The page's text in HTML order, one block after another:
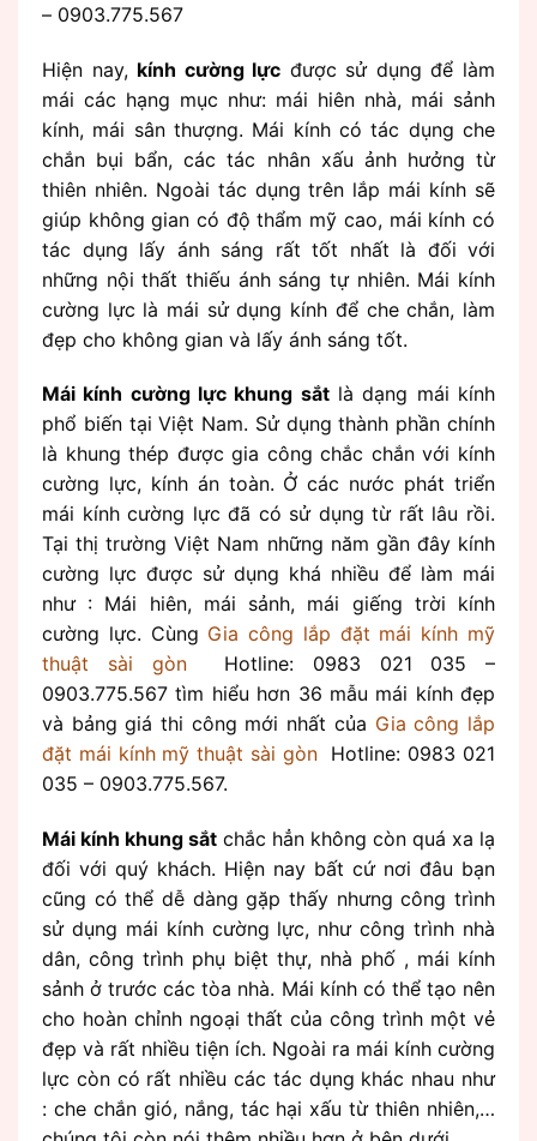
– 0903.775.567
Hiện nay, kính cường lực được sử dụng để làm
mái các hạng mục như: mái hiên nhà, mái sảnh
kính, mái sân thượng. Mái kính có tác dụng che
chắn bụi bẩn, các tác nhân xấu ảnh hưởng từ
thiên nhiên. Ngoài tác dụng trên lắp mái kính sẽ
giúp không gian có độ thẩm mỹ cao, mái kính có
tác dụng lấy ánh sáng rất tốt nhất là đối với
những nội thất thiếu ánh sáng tự nhiên. Mái kính
cường lực là mái sử dụng kính để che chắn, làm
đẹp cho không gian và lấy ánh sáng tốt.
Mái kính cường lực khung sắtlà dạng mái kính
phổ biến tại Việt Nam. Sử dụng thành phần chính
là khung thép được gia công chắc chắn với kính
cường lực, kính án toàn. Ở các nước phát triển
mái kính cường lực đã có sử dụng từ rất lâu rồi.
Tại thị trường Việt Nam những năm gần đây kính
cường lực được sử dụng khá nhiều để làm mái
như : Mái hiên, mái sảnh, mái giếng trời kính
cường lực. Cùng Gia công lắp đặt mái kính mỹ
thuật sài gòn Hotline: 0983 021 035 –
0903.775.567 tìm hiểu hơn 36 mẫu mái kính đẹp
và bảng giá thi công mới nhất của Gia công lắp
đặt mái kính mỹ thuật sài gòn Hotline: 0983 021
035 – 0903.775.567.
Mái kính khung sắt chắc hẳn không còn quá xa lạ
đối với quý khách. Hiện nay bất cứ nơi đâu bạn
cũng có thể dễ dàng gặp thấy nhưng công trình
sử dụng mái kính cường lực, như công trình nhà
dân, công trình phụ biệt thự, nhà phố , mái kính
sảnh ở trước các tòa nhà. Mái kính có thể tạo nên
cho hoàn chỉnh ngoại thất của công trình một vẻ
đẹp và rất nhiều tiện ích. Ngoài ra mái kính cường
lực còn có rất nhiều các tác dụng khác nhau như
: che chắn gió, nắng, tác hại xấu từ thiên nhiên,…